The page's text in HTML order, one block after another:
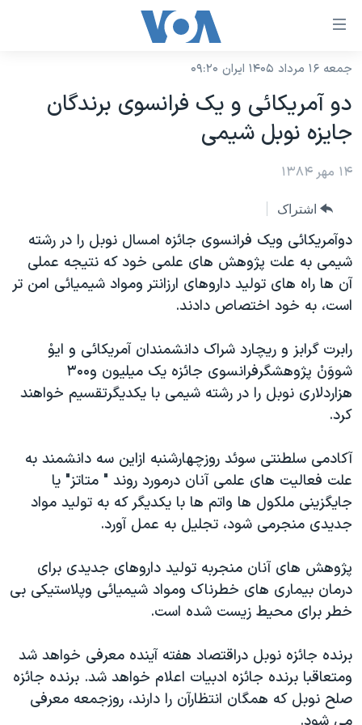
لینکهای
دسترسی
جهش
محتوای
اصلی
جهش
صفحه
اصلی
جهش
به
جستجو
نسخه سبک وب‌سایت
موضوع ها
ایران
آمریکا
جهان
ورزشی
گزیده‌ها
ویدیوها
فرهنگ و زندگی
علم و فناوری
اسرائیل در جنگ
گالری عکس
برنامه های تلویزیونی
جدول برنامه ها
صفحه‌های ویژه
جام جهانی ۲۰۲۶
عملیات خشم حماسی
بایگانی برنامه‌های تلویزیونی
مستندها
رمز مهسا
ورزش زنان در ایران
اعتراضات زن، زندگی، آزادی
تریبونال مردمی آبان ۹۸
دادگاه حمید نوری
قانون شفافیت دارائی کادر رهبری ایران
اعتراضات مردمی آبان ۹۸
فرکانس‌های صدای آمریکا
پخش رادیویی
دنبال کنید
زبانهای مختلف
جمعه ۱۶ مرداد ۱۴۰۵ ایران ۰۹:۲۰
دو آمريکائی و يک فرانسوی برندگان
جايزه نوبل شيمی
۱۴ مهر ۱۳۸۴
اشتراک
دوآمريکائی ويک فرانسوی جائزه امسال نوبل را در رشته
شيمی به علت پژوهش های علمی خود که نتيجه عملی
آن ها راه های توليد داروهای ارزانتر ومواد شيميائی امن تر
است، به خود اختصاص دادند.
رابرت گرابز و ريچارد شراک دانشمندان آمريکائی و ايوْ
شووَنْ پژوهشگرفرانسوی جائزه يک ميليون و۳۰۰
هزاردلاری نوبل را در رشته شيمی با يکديگرتقسيم خواهند
کرد.
آکادمی سلطنتی سوئد روزچهارشنبه ازاين سه دانشمند به
علت فعاليت های علمی آنان درمورد روند " متاتز" يا
جايگزينی ملکول ها واتم ها با يکديگر که به توليد مواد
جديدی منجرمی شود، تجليل به عمل آورد.
پژوهش های آنان منجربه توليد داروهای جديدی برای
درمان بيماری های خطرناک ومواد شيميائی وپلاستيکی بی
خطر برای محيط زيست شده است.
برنده جائزه نوبل دراقتصاد هفته آينده معرفی خواهد شد
ومتعاقبا برنده جائزه ادبيات اعلام خواهد شد. برنده جائزه
صلح نوبل که همگان انتظارآن را دارند، روزجمعه معرفی